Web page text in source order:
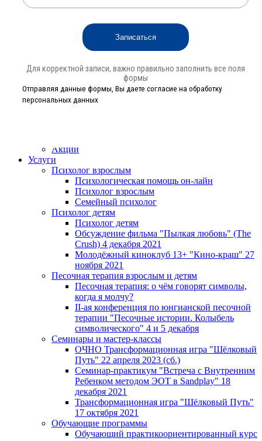
День знаний 02.09.2017
РОО "Наши дети", "День матери" в ЮВАО г.
Москвы 26.11.2017
Фестиваль Благотворительного фонда
"Родом из детства" 09.06.2017
Курс-интенсив "Песочная терапия - ключи к
бессознательному", ноябрь-декабрь 2018г.
Творческое чаепитие с психологом
Новый песочный семинар: «Замыкая круг»
Акции
Услуги
Психолог взрослым
Психологическая помощь он-лайн
Психолог взрослым
Семейный психолог
Психолог детям
Психолог детям
Обсуждение фильма "Пылкая любовь" (The
Сrush) 4 декабря 2021
Молодёжный киноклуб 13+ "Кино-краш" 27
ноября 2021
Песочная терапия взрослым и детям
Песочная терапия: о чём говорят символы,
когда я молчу?
II-ая конференция по юнгианской песочной
терапии "Песочные истории. Колыбель
символического" 4 и 5 декабря
Семинары и мастер-классы
ОЧНО Трансформационная игра "Шёлковый
Путь" 22 апреля 2023 (сб.)
Семинар-практикум "Встреча с Внутренним
Ребенком методом ЭОТ в Sandplay" 18
декабря 2021
Трансформационная игра "Шёлковый Путь"
17 октября 2021
Обучающие программы
Обучающий практикоориентированный курс
Что Вас интересует
Желаемая дата и время:
Для корректной записи, важно правильно заполнить все поля
Отправляя данные формы, Вы даете согласие на обработку
персональных данных
Для корректной записи, важно правильно заполнить все поля
формы
Отправляя данные формы, Вы даете согласие на обработку
персональных данных